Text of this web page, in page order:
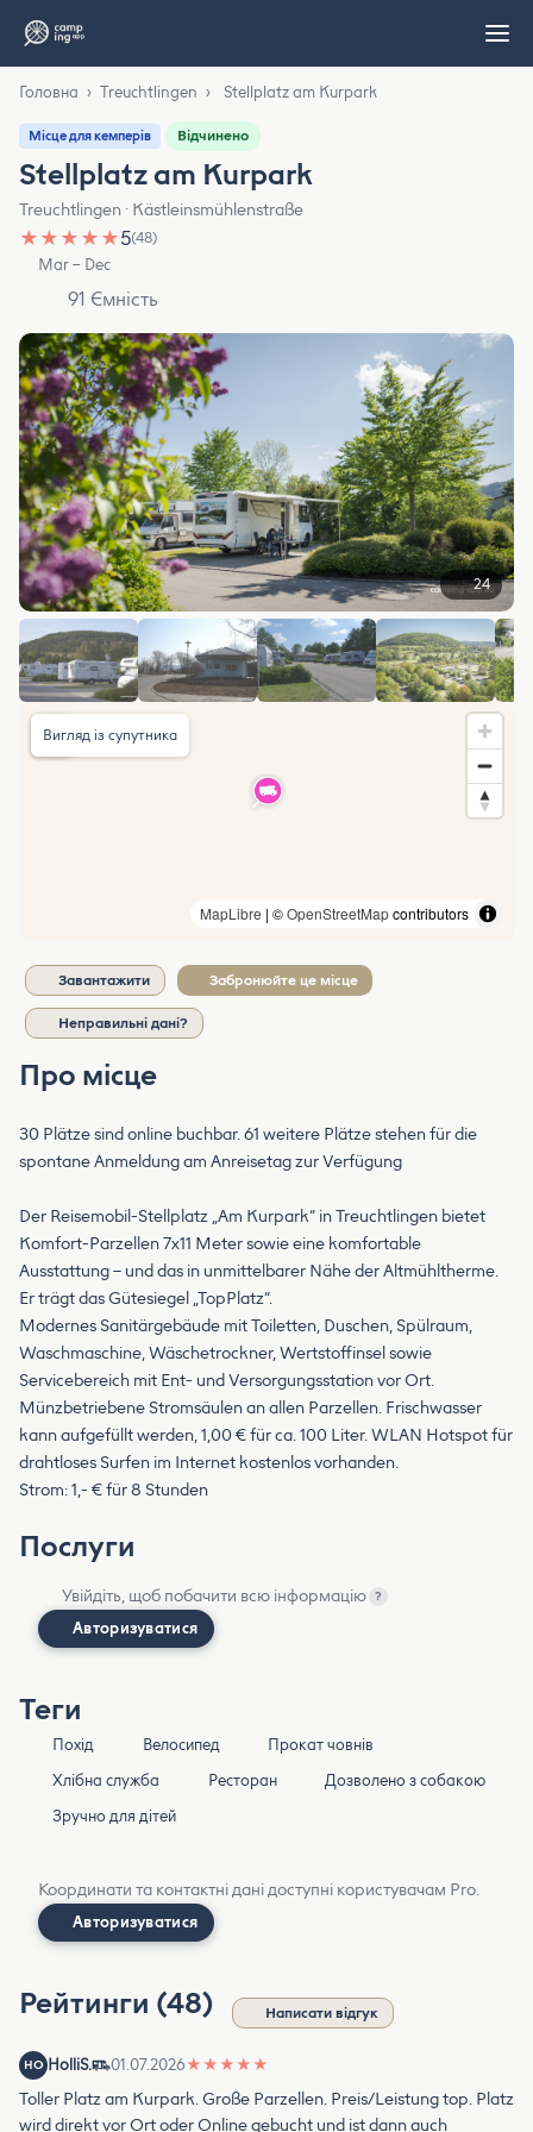
Головна › Treuchtlingen › Stellplatz am Kurpark
Місце для кемперів Відчинено
Stellplatz am Kurpark
Treuchtlingen · Kästleinsmühlenstraße
★ ★ ★ ★ ★5(48)
Mar – Dec
91 Ємність
24
MapLibre | ©OpenStreetMapcontributors
Вигляд із супутника
Завантажити Забронюйте це місце
Неправильні дані?
Про місце
30 Plätze sind online buchbar. 61 weitere Plätze stehen für die
spontane Anmeldung am Anreisetag zur Verfügung
Der Reisemobil-Stellplatz „Am Kurpark“ in Treuchtlingen bietet
Komfort-Parzellen 7x11 Meter sowie eine komfortable
Ausstattung – und das in unmittelbarer Nähe der Altmühltherme.
Er trägt das Gütesiegel „TopPlatz“.
Modernes Sanitärgebäude mit Toiletten, Duschen, Spülraum,
Waschmaschine, Wäschetrockner, Wertstoffinsel sowie
Servicebereich mit Ent- und Versorgungsstation vor Ort.
Münzbetriebene Stromsäulen an allen Parzellen. Frischwasser
kann aufgefüllt werden, 1,00 € für ca. 100 Liter. WLAN Hotspot für
drahtloses Surfen im Internet kostenlos vorhanden.
Strom: 1,- € für 8 Stunden
Послуги
Увійдіть, щоб побачити всю інформацію ?
Авторизуватися
Теги
Похід Велосипед
Прокат човнів
Хлібна служба
Ресторан
Дозволено з собакою
Зручно для дітей
Координати та контактні дані доступні користувачам Pro.
Авторизуватися
Рейтинги (48) Написати відгук
HO HolliS. 01.07.2026★ ★ ★ ★ ★
Toller Platz am Kurpark. Große Parzellen. Preis/Leistung top. Platz
wird direkt vor Ort oder Online gebucht und ist dann auch